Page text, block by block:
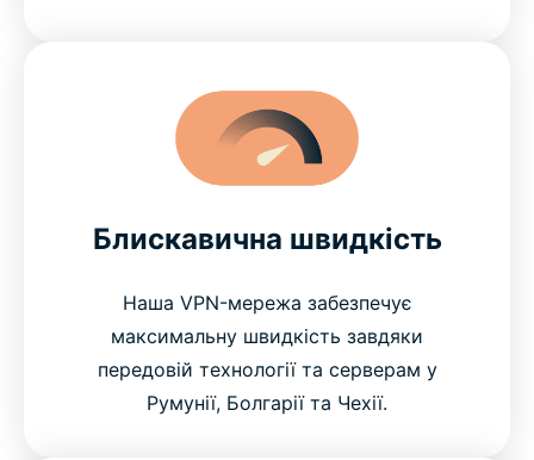
Блискавична швидкість
Наша VPN-мережа забезпечує
максимальну швидкість завдяки
передовій технології та серверам у
Румунії, Болгарії та Чехії.